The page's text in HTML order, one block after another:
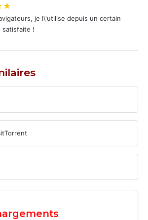
je l\'utilise depuis un certain
satisfaite !